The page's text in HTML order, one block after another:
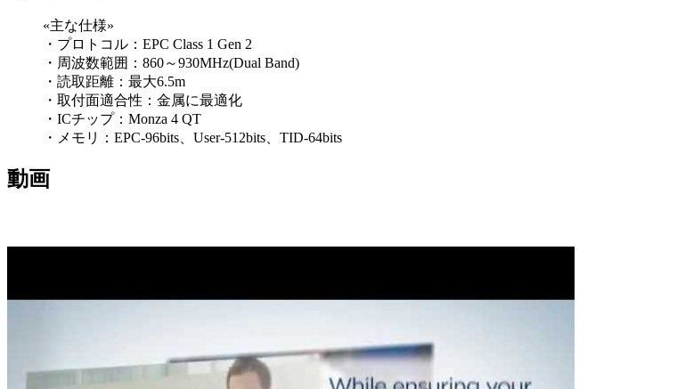
«主な仕様»
・プロトコル：EPC Class 1 Gen 2
・周波数範囲：860～930MHz(Dual Band)
・読取距離：最大6.5m
・取付面適合性：金属に最適化
・ICチップ：Monza 4 QT
・メモリ：EPC-96bits、User-512bits、TID-64bits
動画